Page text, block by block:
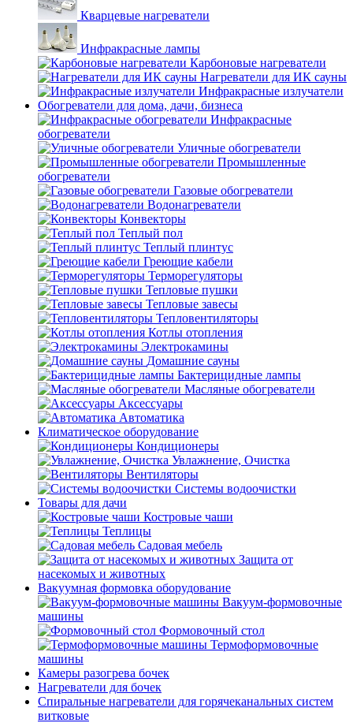
Кварцевые нагреватели
Инфракрасные лампы
Карбоновые нагреватели
Нагреватели для ИК сауны
Инфракрасные излучатели
Обогреватели для дома, дачи, бизнеса
Инфракрасные
обогреватели
Уличные обогреватели
Промышленные
обогреватели
Газовые обогреватели
Водонагреватели
Конвекторы
Теплый пол
Теплый плинтус
Греющие кабели
Терморегуляторы
Тепловые пушки
Тепловые завесы
Тепловентиляторы
Котлы отопления
Электрокамины
Домашние сауны
Бактерицидные лампы
Масляные обогреватели
Аксессуары
Автоматика
Климатическое оборудование
Кондиционеры
Увлажнение, Очистка
Вентиляторы
Системы водоочистки
Товары для дачи
Костровые чаши
Теплицы
Садовая мебель
Защита от
насекомых и животных
Вакуумная формовка оборудование
Вакуум-формовочные
машины
Формовочный стол
Термоформовочные
машины
Камеры разогрева бочек
Нагреватели для бочек
Спиральные нагреватели для горячеканальных систем
витковые